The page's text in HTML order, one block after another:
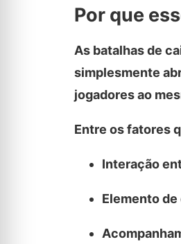
Por que
As batalhas de
simplesmente
jogadores ao
Entre os fatores
Interação
Elemento